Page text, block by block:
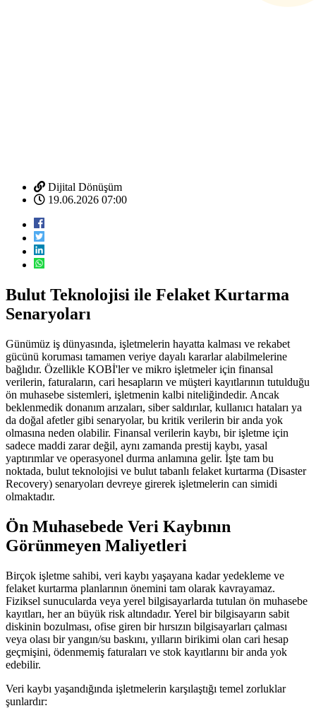
Dijital Dönüşüm
19.06.2026 07:00
Bulut Teknolojisi ile Felaket Kurtarma
Senaryoları
Günümüz iş dünyasında, işletmelerin hayatta kalması ve rekabet
gücünü koruması tamamen veriye dayalı kararlar alabilmelerine
bağlıdır. Özellikle KOBİ'ler ve mikro işletmeler için finansal
verilerin, faturaların, cari hesapların ve müşteri kayıtlarının tutulduğu
ön muhasebe sistemleri, işletmenin kalbi niteliğindedir. Ancak
beklenmedik donanım arızaları, siber saldırılar, kullanıcı hataları ya
da doğal afetler gibi senaryolar, bu kritik verilerin bir anda yok
olmasına neden olabilir. Finansal verilerin kaybı, bir işletme için
sadece maddi zarar değil, aynı zamanda prestij kaybı, yasal
yaptırımlar ve operasyonel durma anlamına gelir. İşte tam bu
noktada, bulut teknolojisi ve bulut tabanlı felaket kurtarma (Disaster
Recovery) senaryoları devreye girerek işletmelerin can simidi
olmaktadır.
Ön Muhasebede Veri Kaybının
Görünmeyen Maliyetleri
Birçok işletme sahibi, veri kaybı yaşayana kadar yedekleme ve
felaket kurtarma planlarının önemini tam olarak kavrayamaz.
Fiziksel sunucularda veya yerel bilgisayarlarda tutulan ön muhasebe
kayıtları, her an büyük risk altındadır. Yerel bir bilgisayarın sabit
diskinin bozulması, ofise giren bir hırsızın bilgisayarları çalması
veya olası bir yangın/su baskını, yılların birikimi olan cari hesap
geçmişini, ödenmemiş faturaları ve stok kayıtlarını bir anda yok
edebilir.
Veri kaybı yaşandığında işletmelerin karşılaştığı temel zorluklar
şunlardır: